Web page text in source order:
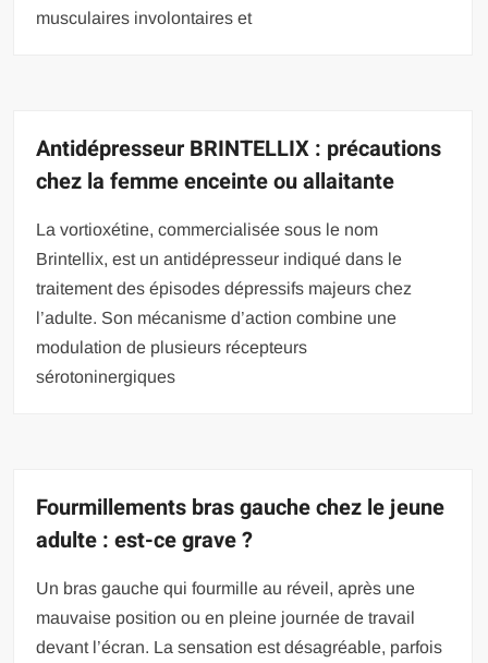
musculaires involontaires et
Antidépresseur BRINTELLIX : précautions
chez la femme enceinte ou allaitante
La vortioxétine, commercialisée sous le nom
Brintellix, est un antidépresseur indiqué dans le
traitement des épisodes dépressifs majeurs chez
l’adulte. Son mécanisme d’action combine une
modulation de plusieurs récepteurs
sérotoninergiques
Fourmillements bras gauche chez le jeune
adulte : est-ce grave ?
Un bras gauche qui fourmille au réveil, après une
mauvaise position ou en pleine journée de travail
devant l’écran. La sensation est désagréable, parfois